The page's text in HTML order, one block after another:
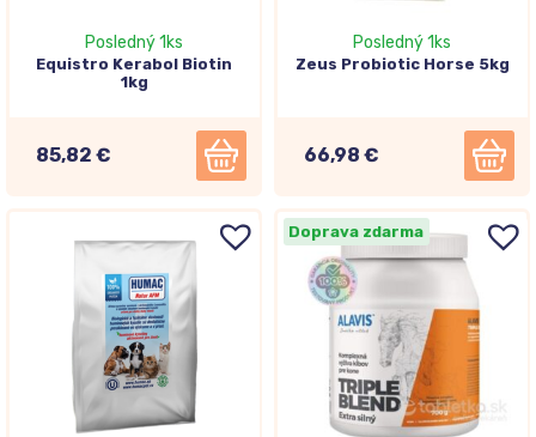
Posledný 1ks
Equistro Kerabol Biotin
1kg
85,82 €
Posledný 1ks
Zeus Probiotic Horse 5kg
66,98 €
Doprava zdarma